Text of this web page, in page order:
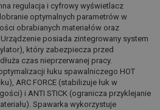
regulacja i cyfrowy wyświetlacz
optymalnych parametrów w
obrabianych materiałów oraz
posiada zintegrowany system
który zabezpiecza przed
czas nieprzerwanej pracy.
łuku spawalniczego HOT
ARC FORCE (stabilizuje łuk w
i ANTI STICK (ogranicza przyklejanie
Spawarka wykorzystuje